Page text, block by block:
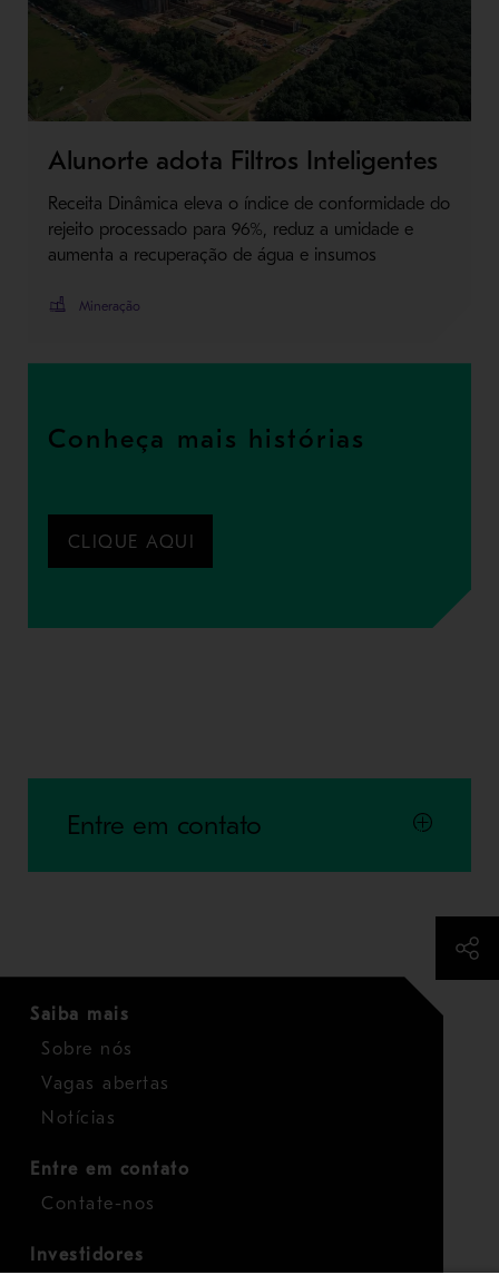
Alunorte adota Filtros Inteligentes
Receita Dinâmica eleva o índice de conformidade do
rejeito processado para 96%, reduz a umidade e
aumenta a recuperação de água e insumos
Mineração
Conheça mais histórias
CLIQUE AQUI
Entre em contato
Saiba mais
Sobre nós
Vagas abertas
Notícias
Entre em contato
Contate-nos
Investidores